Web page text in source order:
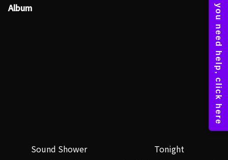
Album
Sound Shower Tonight